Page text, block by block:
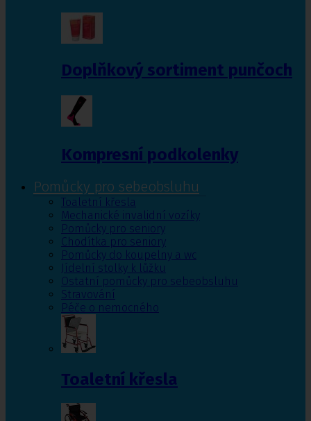
Doplňkový sortiment punčoch
Kompresní podkolenky
Pomůcky pro sebeobsluhu
Toaletní křesla
Mechanické invalidní vozíky
Pomůcky pro seniory
Chodítka pro seniory
Pomůcky do koupelny a wc
Jídelní stolky k lůžku
Ostatní pomůcky pro sebeobsluhu
Stravování
Péče o nemocného
Toaletní křesla